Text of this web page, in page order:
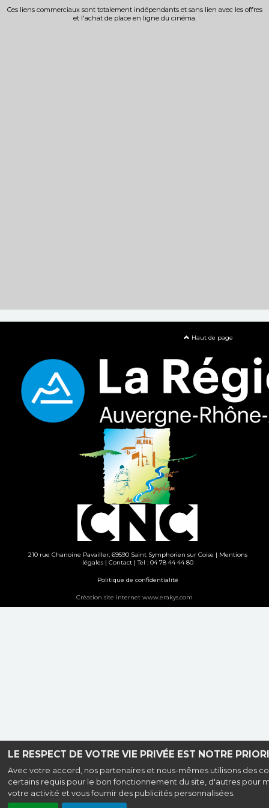
LE RESPECT DE VOTRE VIE PRIVÉE EST NOTRE
Avec votre accord, nos partenaires et nous-mêmes utilisons des
certains requis pour le bon fonctionnement du site, d'autres pour
votre activité et vous fournir des publicités personnalisées.
Ces liens commerciaux sont totalement indépendants et sans lien avec les offres
et l'achat de place en ligne du cinéma.
Haut de page
210 rue Chanoine Pavailler, 69590 Saint Symphorien sur Coise | Mentions
légales| Contact| Tel : 04 78 44 44 80
Politique de confidentialité
Création site internet www.erakys.com